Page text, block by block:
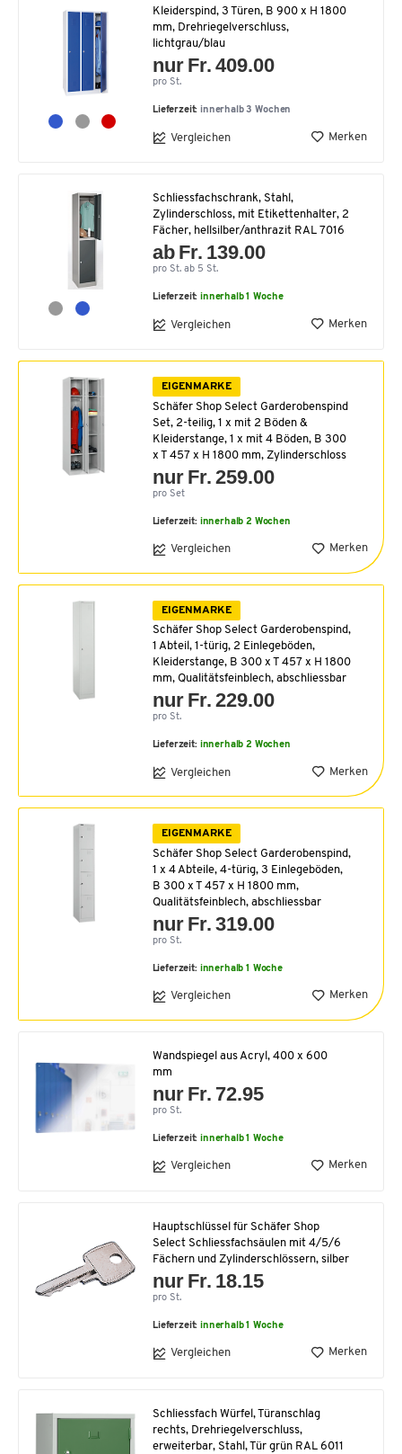
Kleiderspind, 3 Türen, B 900 x H 1800
mm, Drehriegelverschluss,
lichtgrau/blau
nur Fr. 409.00
pro St.
Lieferzeit: innerhalb 3 Wochen
Vergleichen Merken
Schliessfachschrank, Stahl,
Zylinderschloss, mit Etikettenhalter, 2
Fächer, hellsilber/anthrazit RAL 7016
ab Fr. 139.00
pro St. ab 5 St.
Lieferzeit:innerhalb 1 Woche
Vergleichen Merken
EIGENMARKE
Schäfer Shop Select Garderobenspind
Set, 2-teilig, 1 x mit 2 Böden &
Kleiderstange, 1 x mit 4 Böden, B 300
x T 457 x H 1800 mm, Zylinderschloss
nur Fr. 259.00
pro Set
Lieferzeit: innerhalb 2 Wochen
Vergleichen Merken
EIGENMARKE
Schäfer Shop Select Garderobenspind,
1 Abteil, 1-türig, 2 Einlegeböden,
Kleiderstange, B 300 x T 457 x H 1800
mm, Qualitätsfeinblech, abschliessbar
nur Fr. 229.00
pro St.
Lieferzeit: innerhalb 2 Wochen
Vergleichen Merken
EIGENMARKE
Schäfer Shop Select Garderobenspind,
1 x 4 Abteile, 4-türig, 3 Einlegeböden,
B 300 x T 457 x H 1800 mm,
Qualitätsfeinblech, abschliessbar
nur Fr. 319.00
pro St.
Lieferzeit: innerhalb 1 Woche
Vergleichen Merken
Wandspiegel aus Acryl, 400 x 600
mm
nur Fr. 72.95
pro St.
Lieferzeit:innerhalb 1 Woche
Vergleichen Merken
Hauptschlüssel für Schäfer Shop
Select Schliessfachsäulen mit 4/5/6
Fächern und Zylinderschlössern, silber
nur Fr. 18.15
pro St.
Lieferzeit:innerhalb 1 Woche
Vergleichen Merken
Schliessfach Würfel, Türanschlag
rechts, Drehriegelverschluss,
erweiterbar, Stahl, Tür grün RAL 6011